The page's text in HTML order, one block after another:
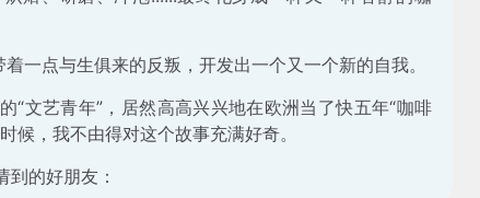
一点与生俱来的反叛，开发出一个又一个新的自我。
“文艺青年”，居然高高兴兴地在欧洲当了快五年“咖啡
候，我不由得对这个故事充满好奇。
的好朋友：